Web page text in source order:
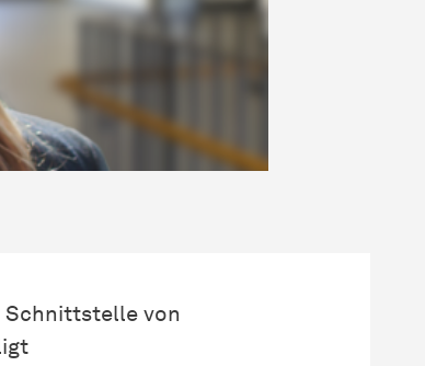
Schnittstelle von